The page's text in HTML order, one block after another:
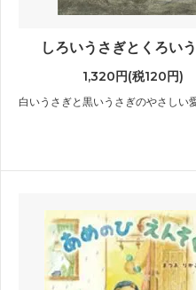
しろいうさぎとくろい
1,320円(税120円)
白いうさぎと黒いうさぎのやさしい